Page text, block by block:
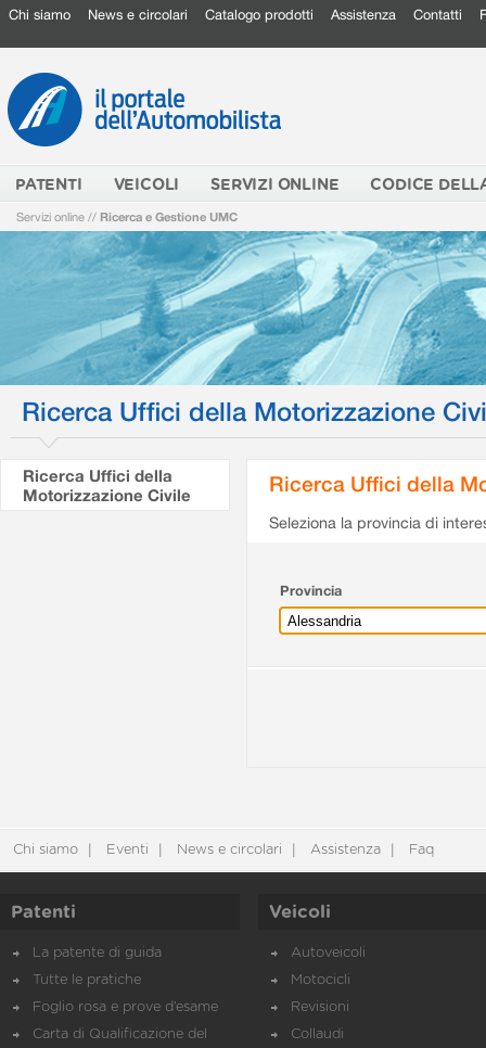
Chi siamo News e circolari Catalogo prodotti Assistenza Contatti
PATENTI VEICOLI SERVIZI ONLINE CODICE
Servizi online // Ricerca e Gestione UMC
Ricerca Uffici della Motorizzazione
Ricerca Uffici della
Motorizzazione Civile
Ricerca Uffici della
Seleziona la provincia di
Provincia
Chi siamo Eventi News e circolari Assistenza Faq
Patenti
La patente di guida
Tutte le pratiche
Foglio rosa e prove d’esame
Carta di Qualificazione del
Veicoli
Autoveicoli
Motocicli
Revisioni
Collaudi